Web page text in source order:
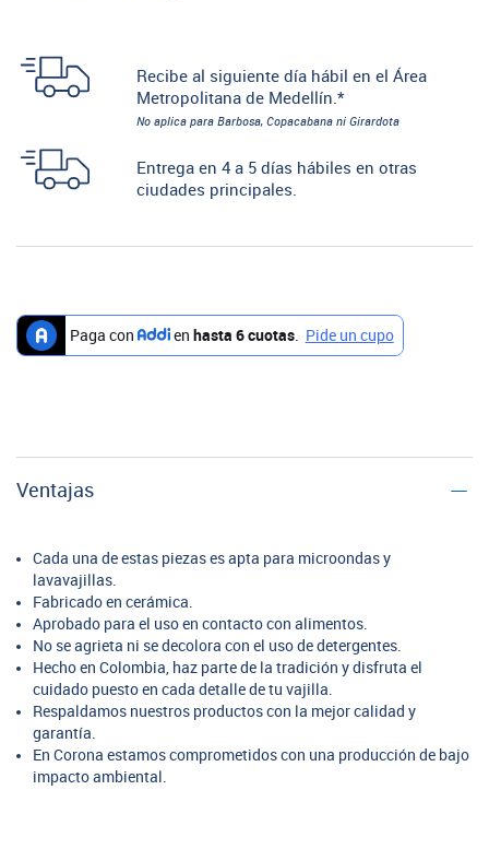
Recibe al siguiente día hábil en el Área
Metropolitana de Medellín.*
No aplica para Barbosa, Copacabana ni Girardota
Entrega en 4 a 5 días hábiles en otras
ciudades principales.
Ventajas
Cada una de estas piezas es apta para microondas y
lavavajillas.
Fabricado en cerámica.
Aprobado para el uso en contacto con alimentos.
No se agrieta ni se decolora con el uso de detergentes.
Hecho en Colombia, haz parte de la tradición y disfruta el
cuidado puesto en cada detalle de tu vajilla.
Respaldamos nuestros productos con la mejor calidad y
garantía.
En Corona estamos comprometidos con una producción de bajo
impacto ambiental.